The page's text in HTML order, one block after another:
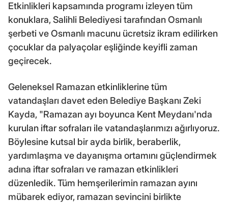
Etkinlikleri kapsamında programı izleyen tüm
konuklara, Salihli Belediyesi tarafından Osmanlı
şerbeti ve Osmanlı macunu ücretsiz ikram edilirken
çocuklar da palyaçolar eşliğinde keyifli zaman
geçirecek.
Geleneksel Ramazan etkinliklerine tüm
vatandaşları davet eden Belediye Başkanı Zeki
Kayda, "Ramazan ayı boyunca Kent Meydanı'nda
kurulan iftar sofraları ile vatandaşlarımızı ağırlıyoruz.
Böylesine kutsal bir ayda birlik, beraberlik,
yardımlaşma ve dayanışma ortamını güçlendirmek
adına iftar sofraları ve ramazan etkinlikleri
düzenledik. Tüm hemşerilerimin ramazan ayını
mübarek ediyor, ramazan sevincini birlikte